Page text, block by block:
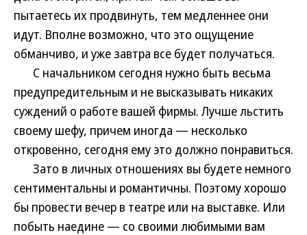
пытаетесь их продвинуть, тем медленнее они
идут. Вполне возможно, что это ощущение
обманчиво, и уже завтра все будет получаться.
С начальником сегодня нужно быть весьма
предупредительным и не высказывать никаких
суждений о работе вашей фирмы. Лучше льстить
своему шефу, причем иногда — несколько
откровенно, сегодня ему это должно понравиться.
Зато в личных отношениях вы будете немного
сентиментальны и романтичны. Поэтому хорошо
бы провести вечер в театре или на выставке. Или
побыть наедине — со своими любимыми вам